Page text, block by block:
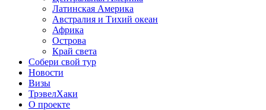
Латинская Америка
Австралия и Тихий океан
Африка
Острова
Край света
Собери свой тур
Новости
Визы
ТрэвелХаки
О проекте